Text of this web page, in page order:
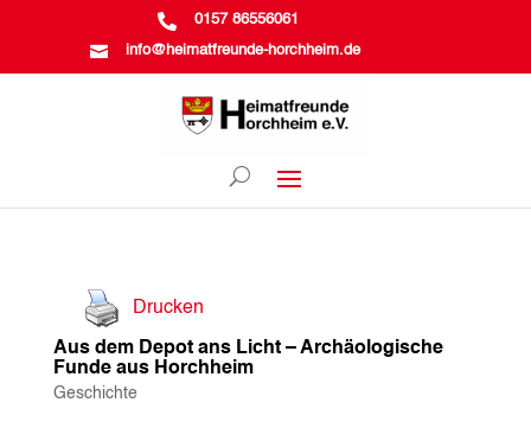
 0157 86556061
 info@heimatfreunde-horchheim.de
Drucken
Aus dem Depot ans Licht – Archäologische
Funde aus Horchheim
Geschichte